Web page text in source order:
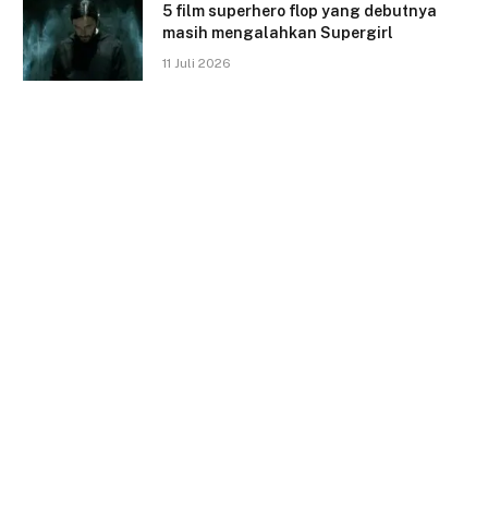
5 film superhero flop yang debutnya
masih mengalahkan Supergirl
11 Juli 2026